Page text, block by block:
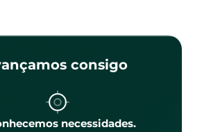
consigo
necessidades.